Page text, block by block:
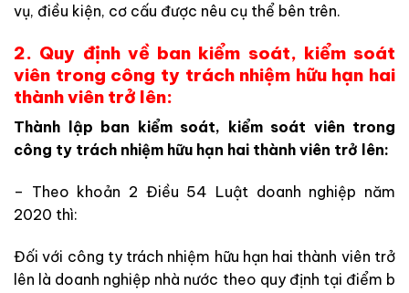
vụ, điều kiện, cơ cấu được nêu cụ thể bên trên.
2. Quy định về ban kiểm soát, kiểm soát
viên trong công ty trách nhiệm hữu hạn hai
thành viên trở lên:
Thành lập ban kiểm soát, kiểm soát viên trong
công ty trách nhiệm hữu hạn hai thành viên trở lên:
– Theo khoản 2 Điều 54 Luật doanh nghiệp năm
2020 thì:
Đối với công ty trách nhiệm hữu hạn hai thành viên trở
lên là doanh nghiệp nhà nước theo quy định tại điểm b